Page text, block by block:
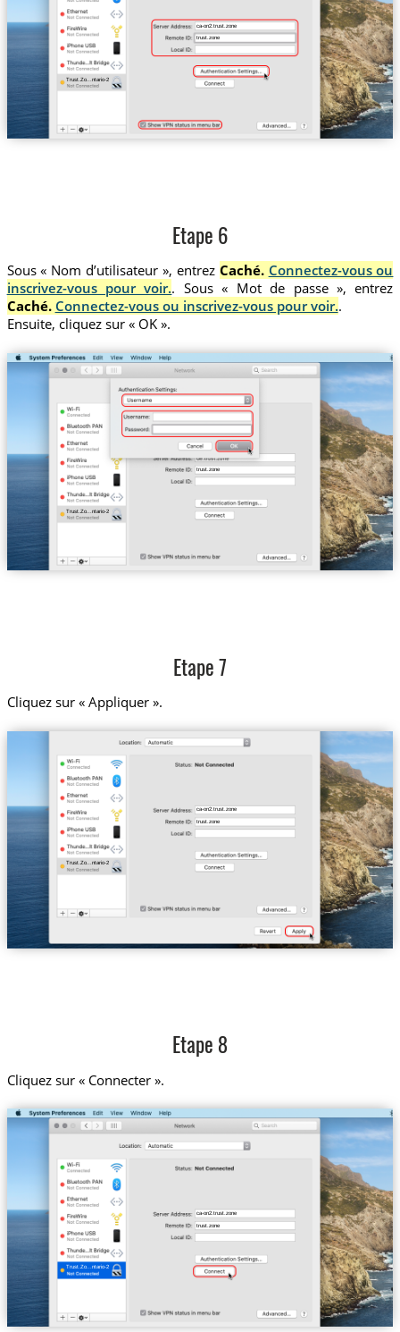
Trust.Zo...ntario-2
ca-on2.trust.zone
trust.zone
Etape 6
Sous « Nom d’utilisateur », entrez Caché. Connectez-vous ou
inscrivez-vous pour voir.. Sous « Mot de passe », entrez
Caché. Connectez-vous ou inscrivez-vous pour voir..
Ensuite, cliquez sur « OK ».
Trust.Zo...ntario-2
trust.zone
Etape 7
Cliquez sur « Appliquer ».
Trust.Zo...ntario-2
ca-on2.trust.zone
trust.zone
Etape 8
Cliquez sur « Connecter ».
Trust.Zo...ntario-2
ca-on2.trust.zone
trust.zone